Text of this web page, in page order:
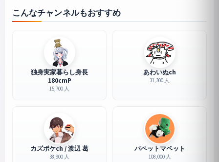
こんなチャンネルもおすすめ
独身実家暮らし身長
180cmP
15,700 人
あわいぬch
31,300 人
カズポケch / 渡辺 葛
38,900 人
パペットマペット
108,000 人